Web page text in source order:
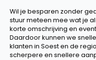
Wil je besparen zonder
stuur meteen mee wat je
korte omschrijving en
Daardoor kunnen we
klanten in Soest en de
scherpere en snellere